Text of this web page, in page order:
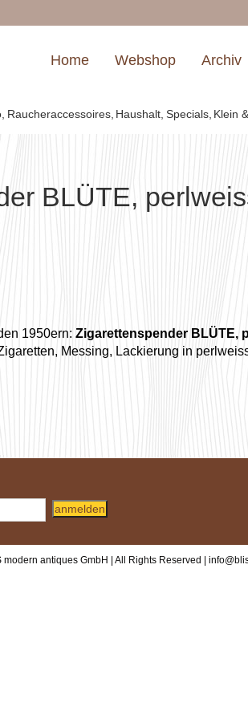
Home Webshop Archiv
Raucheraccessoires Haushalt Specials Klein
BLÜTE,
1950ern: Zigarettenspender BLÜTE,
Messing, Lackierung in
anmelden
antiques GmbH | All Rights Reserved |